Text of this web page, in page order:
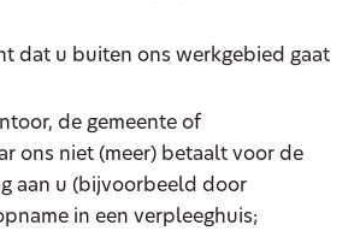
dat u buiten ons werkgebied gaat
de gemeente of
ons niet (meer) betaalt voor de
aan u (bijvoorbeeld door
in een verpleeghuis;